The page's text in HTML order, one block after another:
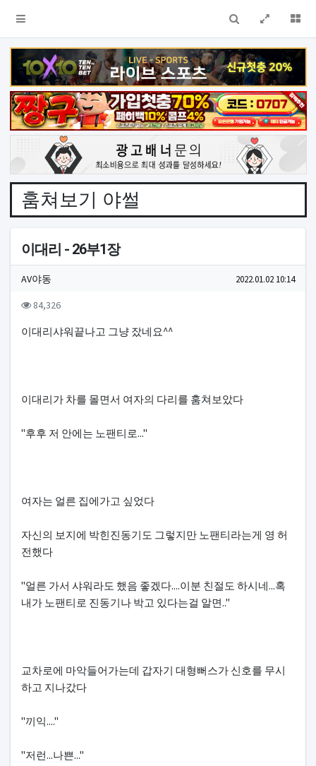
전체창더
훔쳐보기 야썰
이대리 - 26부1장
작성자 정보
AV야동 작성일
2022.01.02 10:14
컨텐츠 정보
84,326조회
본문
이대리샤워끝나고 그냥 잤네요^^
이대리가 차를 몰면서 여자의 다리를 훔쳐보았다
"후후 저 안에는 노팬티로..."
여자는 얼른 집에가고 싶었다
자신의 보지에 박힌진동기도 그렇지만 노팬티라는게 영 허
전했다
"얼른 가서 샤워라도 했음 좋겠다....이분 친절도 하시네...혹
내가 노팬티로 진동기나 박고 있다는걸 알면.."
교차로에 마악들어가는데 갑자기 대형뻐스가 신호를 무시
하고 지나갔다
"끼익...."
"저런...나쁜..."